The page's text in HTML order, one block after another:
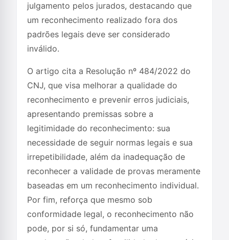
julgamento pelos jurados, destacando que
um reconhecimento realizado fora dos
padrões legais deve ser considerado
inválido.
O artigo cita a Resolução nº 484/2022 do
CNJ, que visa melhorar a qualidade do
reconhecimento e prevenir erros judiciais,
apresentando premissas sobre a
legitimidade do reconhecimento: sua
necessidade de seguir normas legais e sua
irrepetibilidade, além da inadequação de
reconhecer a validade de provas meramente
baseadas em um reconhecimento individual.
Por fim, reforça que mesmo sob
conformidade legal, o reconhecimento não
pode, por si só, fundamentar uma